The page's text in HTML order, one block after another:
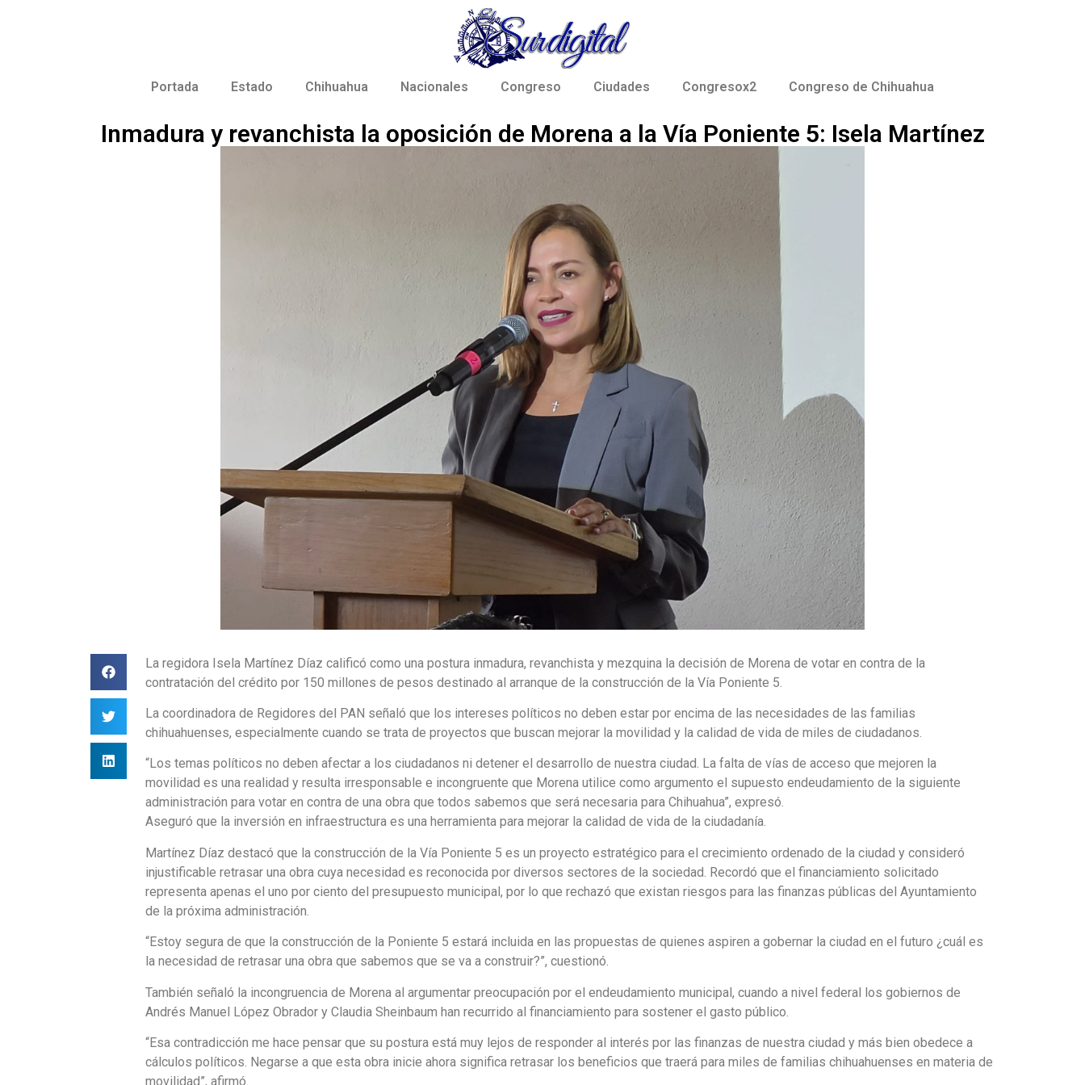
Portada Estado Chihuahua Nacionales Congreso Ciudades Congresox2 Congreso de Chihuahua
Inmadura y revanchista la oposición de Morena a la Vía Poniente 5: Isela Martínez
La regidora Isela Martínez Díaz calificó como una postura inmadura, revanchista y mezquina la decisión de Morena de votar en contra de la
contratación del crédito por 150 millones de pesos destinado al arranque de la construcción de la Vía Poniente 5.
La coordinadora de Regidores del PAN señaló que los intereses políticos no deben estar por encima de las necesidades de las familias
chihuahuenses, especialmente cuando se trata de proyectos que buscan mejorar la movilidad y la calidad de vida de miles de ciudadanos.
“Los temas políticos no deben afectar a los ciudadanos ni detener el desarrollo de nuestra ciudad. La falta de vías de acceso que mejoren la
movilidad es una realidad y resulta irresponsable e incongruente que Morena utilice como argumento el supuesto endeudamiento de la siguiente
administración para votar en contra de una obra que todos sabemos que será necesaria para Chihuahua”, expresó.
Aseguró que la inversión en infraestructura es una herramienta para mejorar la calidad de vida de la ciudadanía.
Martínez Díaz destacó que la construcción de la Vía Poniente 5 es un proyecto estratégico para el crecimiento ordenado de la ciudad y consideró
injustificable retrasar una obra cuya necesidad es reconocida por diversos sectores de la sociedad. Recordó que el financiamiento solicitado
representa apenas el uno por ciento del presupuesto municipal, por lo que rechazó que existan riesgos para las finanzas públicas del Ayuntamiento
de la próxima administración.
“Estoy segura de que la construcción de la Poniente 5 estará incluida en las propuestas de quienes aspiren a gobernar la ciudad en el futuro ¿cuál es
la necesidad de retrasar una obra que sabemos que se va a construir?”, cuestionó.
También señaló la incongruencia de Morena al argumentar preocupación por el endeudamiento municipal, cuando a nivel federal los gobiernos de
Andrés Manuel López Obrador y Claudia Sheinbaum han recurrido al financiamiento para sostener el gasto público.
“Esa contradicción me hace pensar que su postura está muy lejos de responder al interés por las finanzas de nuestra ciudad y más bien obedece a
cálculos políticos. Negarse a que esta obra inicie ahora significa retrasar los beneficios que traerá para miles de familias chihuahuenses en materia de
movilidad”, afirmó.